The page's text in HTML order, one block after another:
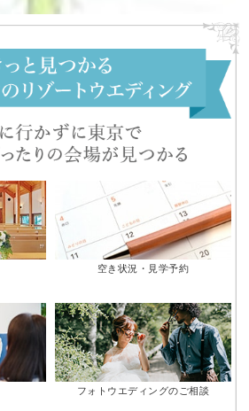
空き状況・見学予約
フォトウエディングのご相談